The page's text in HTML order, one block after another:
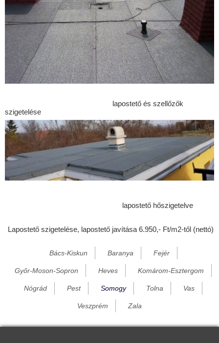
Balatonszemes
Balatonszentgyörgy
Balatonújlak
Bálványos
Barcs
Bárdudvarnok
Bedegkér
Bélavár
Beleg
Bodolyabér
Boldog
Cserénfa
lapostető és szellőzők
szigetelése
lapostető hőszigetelve
Lapostető szigetelése, lapostető javítása 6.950,- Ft/m2-től (nettó)
Bács-Kiskun Baranya Fejér
Győr-Moson-Sopron Heves Komárom-Esztergom
Nógrád Pest Somogy Tolna Vas
Veszprém Zala